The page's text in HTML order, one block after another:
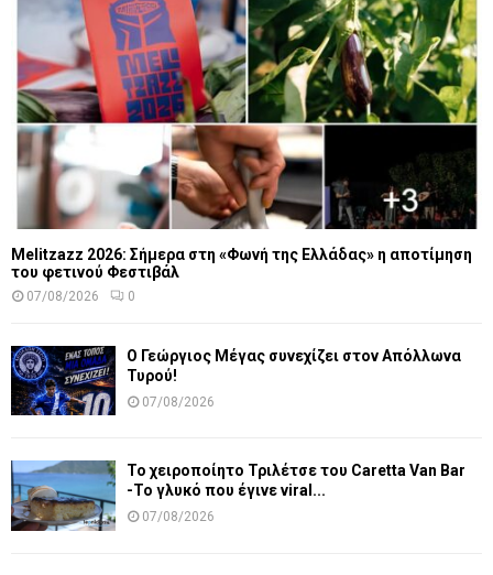
Melitzazz 2026: Σήμερα στη «Φωνή της Ελλάδας» η αποτίμηση
του φετινού Φεστιβάλ
07/08/2026 0
Ο Γεώργιος Μέγας συνεχίζει στον Απόλλωνα
Τυρού!
07/08/2026
Το χειροποίητο Τριλέτσε του Caretta Van Bar
-Το γλυκό που έγινε viral...
07/08/2026